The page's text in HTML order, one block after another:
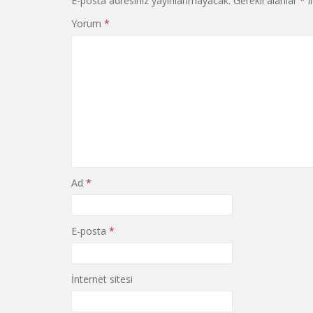
Yorum *
Ad *
E-posta *
İnternet sitesi